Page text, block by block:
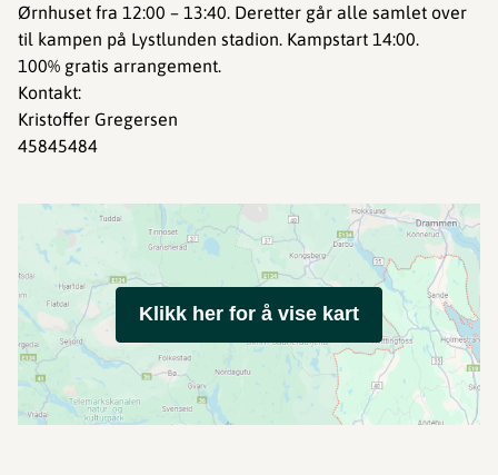
Ørnhuset fra 12:00 – 13:40. Deretter går alle samlet over
til kampen på Lystlunden stadion. Kampstart 14:00.
100% gratis arrangement.
Kontakt:
Kristoffer Gregersen
45845484
Klikk her for å vise kart